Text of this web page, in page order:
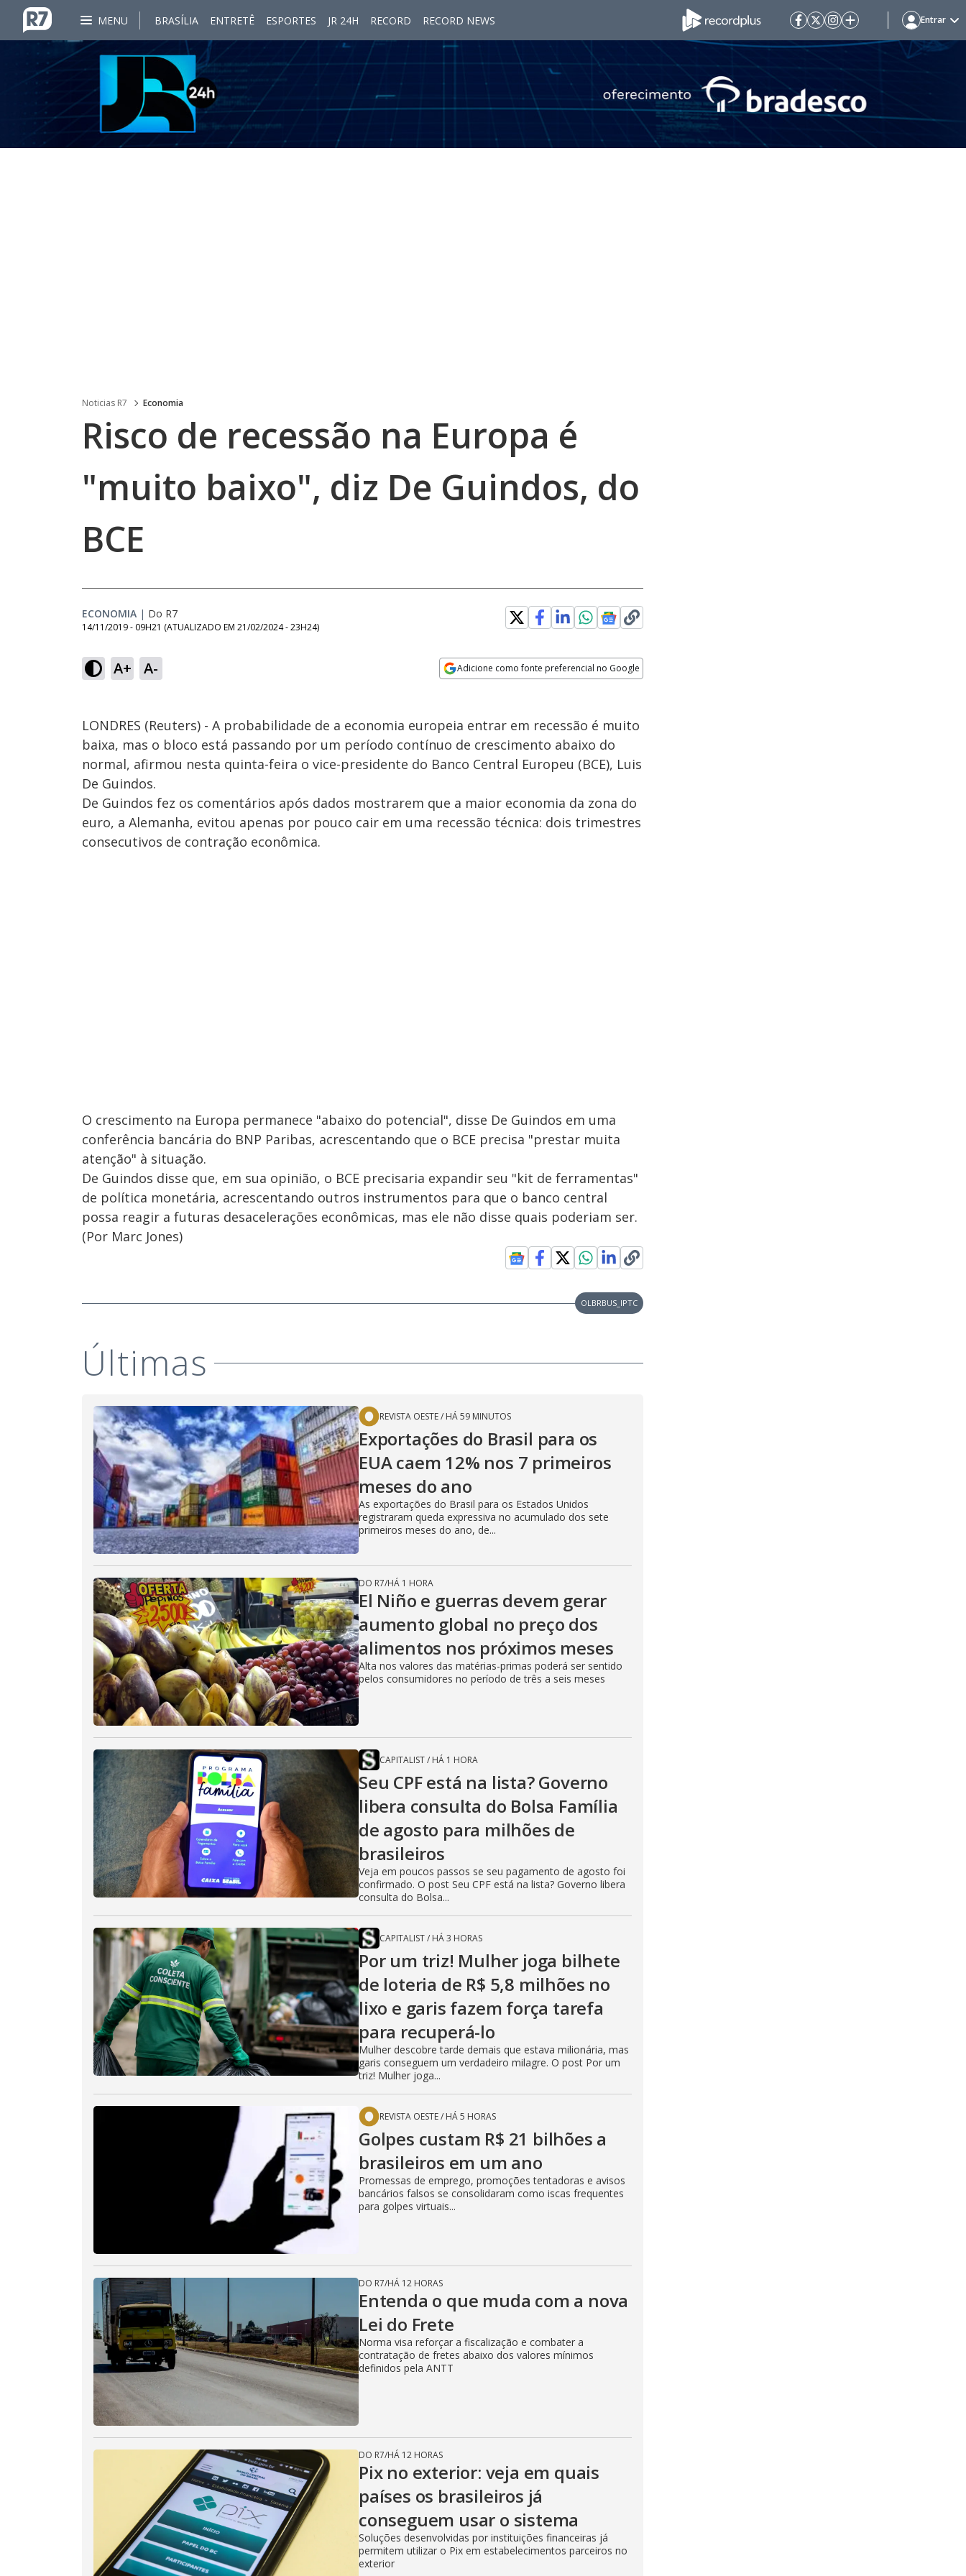
MENU BRASÍLIA ENTRETÊ ESPORTES JR 24H RECORD RECORD NEWS Entrar
Noticias R7 Economia
Risco de recessão na Europa é
"muito baixo", diz De Guindos, do
BCE
ECONOMIA | Do R7
14/11/2019 - 09H21 (ATUALIZADO EM 21/02/2024 - 23H24)
A+ A- Adicione como fonte preferencial no Google
LONDRES (Reuters) - A probabilidade de a economia europeia entrar em recessão é muito
baixa, mas o bloco está passando por um período contínuo de crescimento abaixo do
normal, afirmou nesta quinta-feira o vice-presidente do Banco Central Europeu (BCE), Luis
De Guindos.
De Guindos fez os comentários após dados mostrarem que a maior economia da zona do
euro, a Alemanha, evitou apenas por pouco cair em uma recessão técnica: dois trimestres
consecutivos de contração econômica.
O crescimento na Europa permanece "abaixo do potencial", disse De Guindos em uma
conferência bancária do BNP Paribas, acrescentando que o BCE precisa "prestar muita
atenção" à situação.
De Guindos disse que, em sua opinião, o BCE precisaria expandir seu "kit de ferramentas"
de política monetária, acrescentando outros instrumentos para que o banco central
possa reagir a futuras desacelerações econômicas, mas ele não disse quais poderiam ser.
(Por Marc Jones)
OLBRBUS_IPTC
Últimas
REVISTA OESTE/ HÁ 59 MINUTOS
Exportações do Brasil para os
EUA caem 12% nos 7 primeiros
meses do ano
As exportações do Brasil para os Estados Unidos
registraram queda expressiva no acumulado dos sete
primeiros meses do ano, de...
DO R7/HÁ 1 HORA
El Niño e guerras devem gerar
aumento global no preço dos
alimentos nos próximos meses
Alta nos valores das matérias-primas poderá ser sentido
pelos consumidores no período de três a seis meses
CAPITALIST/ HÁ 1 HORA
Seu CPF está na lista? Governo
libera consulta do Bolsa Família
de agosto para milhões de
brasileiros
Veja em poucos passos se seu pagamento de agosto foi
confirmado. O post Seu CPF está na lista? Governo libera
consulta do Bolsa...
CAPITALIST/ HÁ 3 HORAS
Por um triz! Mulher joga bilhete
de loteria de R$ 5,8 milhões no
lixo e garis fazem força tarefa
para recuperá-lo
Mulher descobre tarde demais que estava milionária, mas
garis conseguem um verdadeiro milagre. O post Por um
triz! Mulher joga...
REVISTA OESTE/ HÁ 5 HORAS
Golpes custam R$ 21 bilhões a
brasileiros em um ano
Promessas de emprego, promoções tentadoras e avisos
bancários falsos se consolidaram como iscas frequentes
para golpes virtuais...
DO R7/HÁ 12 HORAS
Entenda o que muda com a nova
Lei do Frete
Norma visa reforçar a fiscalização e combater a
contratação de fretes abaixo dos valores mínimos
definidos pela ANTT
DO R7/HÁ 12 HORAS
Pix no exterior: veja em quais
países os brasileiros já
conseguem usar o sistema
Soluções desenvolvidas por instituições financeiras já
permitem utilizar o Pix em estabelecimentos parceiros no
exterior